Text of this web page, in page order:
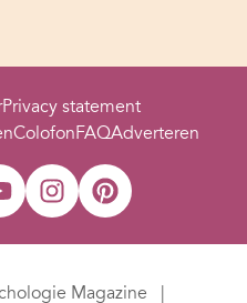
Privacy statement
ColofonFAQAdverteren
Magazine